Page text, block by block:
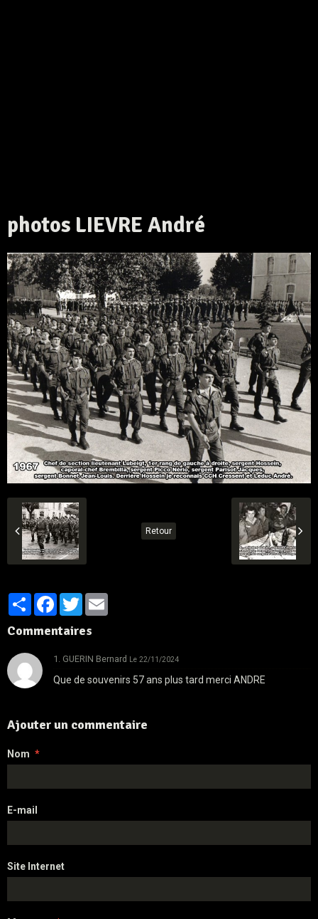
photos LIEVRE André
Retour
PartagerFacebook
Twitter
Commentaires
1. GUERIN Bernard Le 22/11/2024
Que de souvenirs 57 ans plus tard merci ANDRE
Ajouter un commentaire
Nom
E-mail
Site Internet